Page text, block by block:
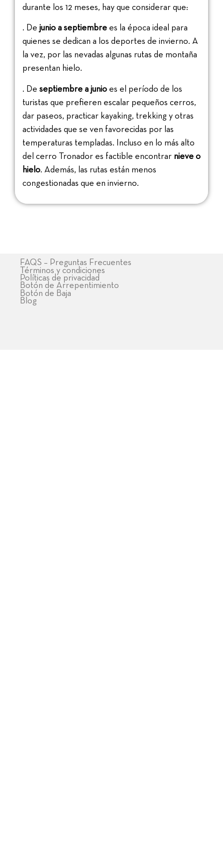
durante los 12 meses, hay que considerar que:
. De junio a septiembre es la época ideal para
quienes se dedican a los deportes de invierno. A
la vez, por las nevadas algunas rutas de montaña
presentan hielo.
. De septiembre a junio es el período de los
turistas que prefieren escalar pequeños cerros,
dar paseos, practicar kayaking, trekking y otras
actividades que se ven favorecidas por las
temperaturas templadas. Incluso en lo más alto
del cerro Tronador es factible encontrar nieve o
hielo. Además, las rutas están menos
congestionadas que en invierno.
FAQS – Preguntas Frecuentes
Términos y condiciones
Políticas de privacidad
Botón de Arrepentimiento
Botón de Baja
Blog